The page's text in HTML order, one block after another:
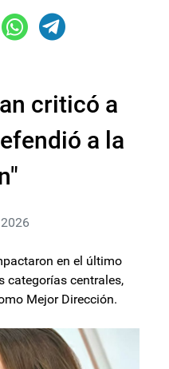
criticó a
a la
en el último
categorías centrales,
Mejor Dirección.